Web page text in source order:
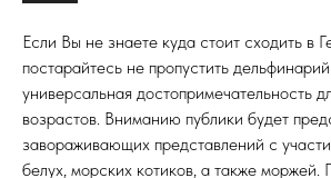
Если Вы не знаете куда стоит сходить в
постарайтесь не пропустить
универсальная достопримечательность
возрастов. Вниманию публики будет
завораживающих представлений с
белух, морских котиков, а также моржей.